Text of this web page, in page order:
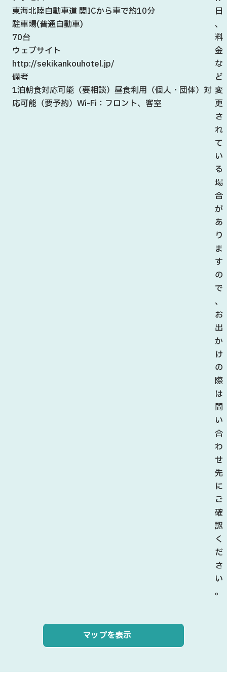
東海北陸自動車道 関ICから車で約10分
駐車場(普通自動車)
70台
ウェブサイト
http://sekikankouhotel.jp/
備考
1泊朝食対応可能（要相談）昼食利用（個人・団体）対
応可能（要予約）Wi-Fi：フロント、客室
日
、
料
金
な
ど
変
更
さ
れ
て
い
る
場
合
が
あ
り
ま
す
の
で
、
お
出
か
け
の
際
は
問
い
合
わ
せ
先
に
ご
確
認
く
だ
さ
い
。
マップを表示